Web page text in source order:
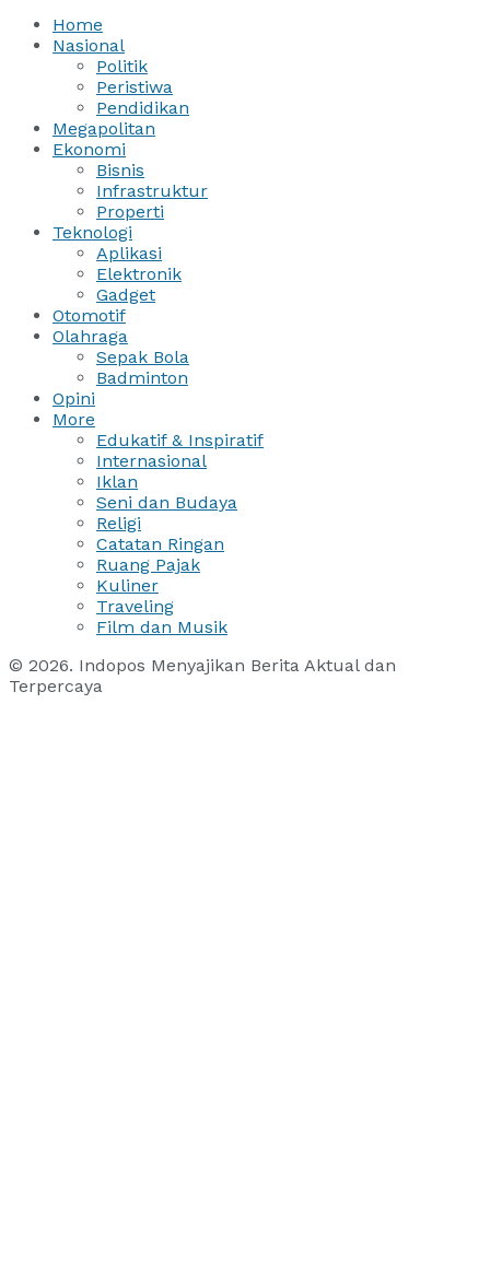
Home
Nasional
Politik
Peristiwa
Pendidikan
Megapolitan
Ekonomi
Bisnis
Infrastruktur
Properti
Teknologi
Aplikasi
Elektronik
Gadget
Otomotif
Olahraga
Sepak Bola
Badminton
Opini
More
Edukatif & Inspiratif
Internasional
Iklan
Seni dan Budaya
Religi
Catatan Ringan
Ruang Pajak
Kuliner
Traveling
Film dan Musik
© 2026. Indopos Menyajikan Berita Aktual dan
Terpercaya